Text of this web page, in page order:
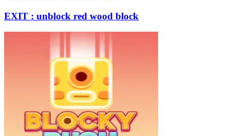
EXIT : unblock red wood block